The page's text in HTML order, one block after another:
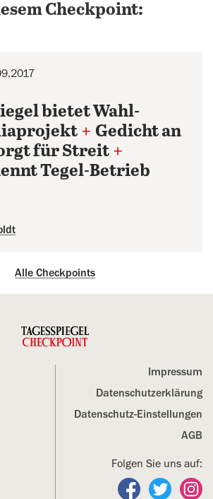
Checkpoint:
bietet Wahl-
+ Gedicht an
für Streit +
Tegel-Betrieb
Alle Checkpoints
Impressum
Datenschutz­erklärung
Datenschutz-Einstellungen
AGB
Folgen Sie uns auf:
Folgen Sie